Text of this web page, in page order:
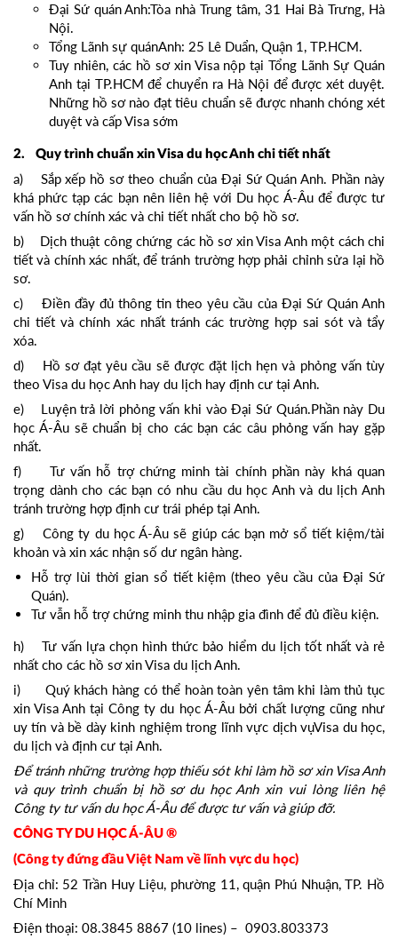
Đại Sứ quán Anh:Tòa nhà Trung tâm, 31 Hai Bà Trưng, Hà
Nội.
Tổng Lãnh sự quánAnh: 25 Lê Duẩn, Quận 1, TP.HCM.
Tuy nhiên, các hồ sơ xin Visa nộp tại Tổng Lãnh Sự Quán
Anh tại TP.HCM để chuyển ra Hà Nội để được xét duyệt.
Những hồ sơ nào đạt tiêu chuẩn sẽ được nhanh chóng xét
duyệt và cấp Visa sớm
2. Quy trình chuẩn xin Visa du học Anh chi tiết nhất
a) Sắp xếp hồ sơ theo chuẩn của Đại Sứ Quán Anh. Phần này
khá phức tạp các bạn nên liên hệ với Du học Á-Âu để được tư
vấn hồ sơ chính xác và chi tiết nhất cho bộ hồ sơ.
b) Dịch thuật công chứng các hồ sơ xin Visa Anh một cách chi
tiết và chính xác nhất, để tránh trường hợp phải chỉnh sửa lại hồ
sơ.
c) Điền đầy đủ thông tin theo yêu cầu của Đại Sứ Quán Anh
chi tiết và chính xác nhất tránh các trường hợp sai sót và tẩy
xóa.
d) Hồ sơ đạt yêu cầu sẽ được đặt lịch hẹn và phỏng vấn tùy
theo Visa du học Anh hay du lịch hay định cư tại Anh.
e) Luyện trả lời phỏng vấn khi vào Đại Sứ Quán.Phần này Du
học Á-Âu sẽ chuẩn bị cho các bạn các câu phỏng vấn hay gặp
nhất.
f) Tư vấn hỗ trợ chứng minh tài chính phần này khá quan
trọng dành cho các bạn có nhu cầu du học Anh và du lịch Anh
tránh trường hợp định cư trái phép tại Anh.
g) Công ty du học Á-Âu sẽ giúp các bạn mở sổ tiết kiệm/tài
khoản và xin xác nhận số dư ngân hàng.
Hỗ trợ lùi thời gian sổ tiết kiệm (theo yêu cầu của Đại Sứ
Quán).
Tư vẫn hỗ trợ chứng minh thu nhập gia đình để đủ điều kiện.
h) Tư vấn lựa chọn hình thức bảo hiểm du lịch tốt nhất và rẻ
nhất cho các hồ sơ xin Visa du lịch Anh.
i) Quý khách hàng có thể hoàn toàn yên tâm khi làm thủ tục
xin Visa Anh tại Công ty du học Á-Âu bởi chất lượng cũng như
uy tín và bề dày kinh nghiệm trong lĩnh vực dịch vụVisa du học,
du lịch và định cư tại Anh.
Để tránh những trường hợp thiếu sót khi làm hồ sơ xin Visa Anh
và quy trình chuẩn bị hồ sơ du học Anh xin vui lòng liên hệ
Công ty tư vấn du học Á-Âu để được tư vấn và giúp đỡ.
CÔNG TY DU HỌC Á-ÂU ®
(Công ty đứng đầu Việt Nam về lĩnh vực du học)
Địa chỉ: 52 Trần Huy Liệu, phường 11, quận Phú Nhuận, TP. Hồ
Chí Minh
Điện thoại: 08.3845 8867 (10 lines) – 0903.803373